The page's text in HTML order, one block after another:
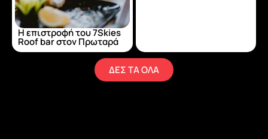
Η επιστροφή του 7Skies
Roof bar στον Πρωταρά
ΔΕΣ ΤΑ ΟΛΑ